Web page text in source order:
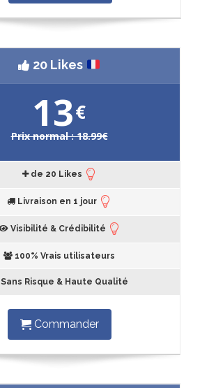
20 Likes
13€
Prix normal : 18.99€
de 20 Likes
Livraison en 1 jour
Visibilité & Crédibilité
100% Vrais utilisateurs
Sans Risque & Haute Qualité
Commander